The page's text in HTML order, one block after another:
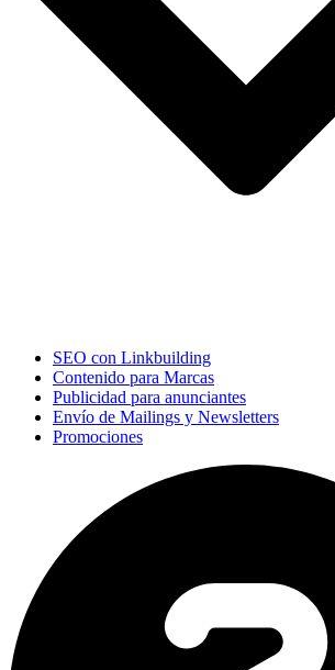
SEO con Linkbuilding
Contenido para Marcas
Publicidad para anunciantes
Envío de Mailings y Newsletters
Promociones